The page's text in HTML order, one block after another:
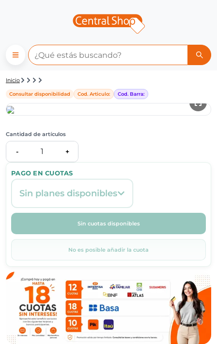
Detalle de producto | Central
Inicio
Consultar disponibilidad Cod. Articulo: Cod. Barra:
PAGO EN CUOTAS
Sin planes disponibles
Sin cuotas disponibles
No es posible añadir la cuota
Cantidad de artículos
- 1 +